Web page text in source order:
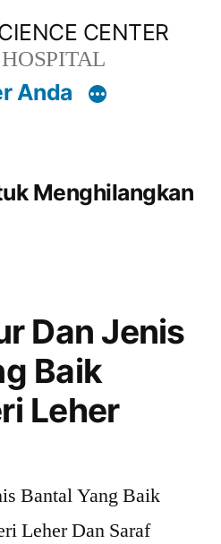
CENTER
Anda
Menghilangkan
Dan Jenis
Baik
Leher
Bantal Yang Baik
Leher Dan Saraf